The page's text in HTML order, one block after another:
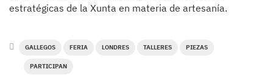
estratégicas de la Xunta en materia de artesanía.
GALLEGOS FERIA LONDRES TALLERES PIEZAS
PARTICIPAN